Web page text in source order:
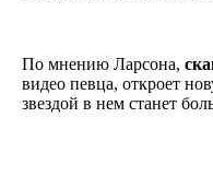
По мнению Ларсона,
видео певца, откроет
звездой в нем станет